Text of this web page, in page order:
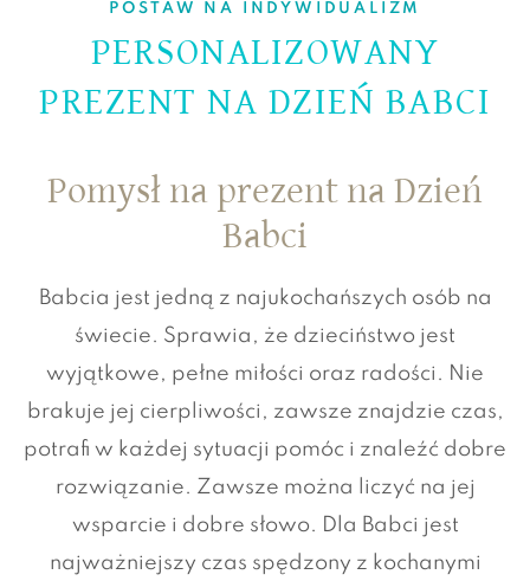
POSTAW NA INDYWIDUALIZM
PERSONALIZOWANY
PREZENT NA DZIEŃ BABCI
Pomysł na prezent na Dzień
Babci
Babcia jest jedną z najukochańszych osób na
świecie. Sprawia, że dzieciństwo jest
wyjątkowe, pełne miłości oraz radości. Nie
brakuje jej cierpliwości, zawsze znajdzie czas,
potrafi w każdej sytuacji pomóc i znaleźć dobre
rozwiązanie. Zawsze można liczyć na jej
wsparcie i dobre słowo. Dla Babci jest
najważniejszy czas spędzony z kochanymi